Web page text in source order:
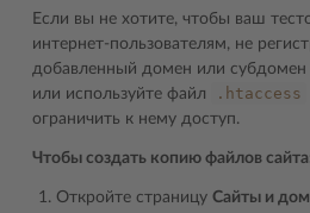
Если вы не хотите, чтобы ваш
интернет-пользователям, не
добавленный домен или субдомен
или используйте файл
.htaccess
ограничить к нему доступ.
Чтобы создать копию файлов
Откройте страницу Сайты и